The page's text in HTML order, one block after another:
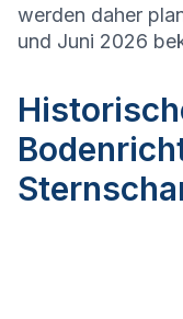
werden daher
und Juni 2026